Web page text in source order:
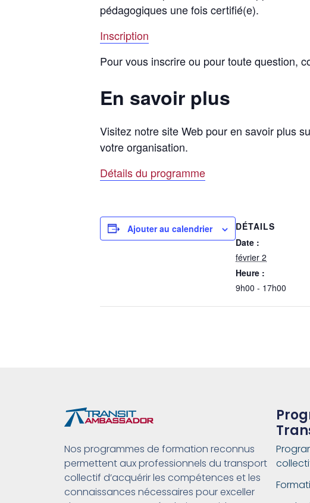
pédagogiques une fois certifié(e).
Inscription
Pour vous inscrire ou pour toute question,
En savoir plus
Visitez notre site Web pour en savoir plus
votre organisation.
Détails du programme
Ajouter au calendrier
DÉTAILS
Date :
février 2
Heure :
9h00 - 17h00
Nos programmes de formation reconnus
permettent aux professionnels du transport
collectif d’acquérir les compétences et les
connaissances nécessaires pour exceller